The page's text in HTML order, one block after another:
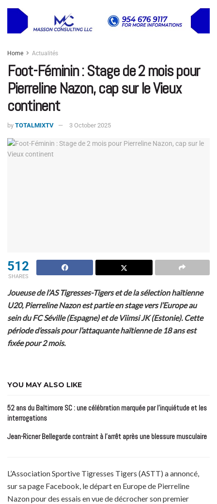
Home Actualités
Foot-Féminin : Stage de 2 mois pour
Pierreline Nazon, cap sur le Vieux
continent
by TOTALMIXTV 3 October 2025
512
SHARES
Joueuse de l’AS Tigresses-Tigers et de la sélection haïtienne
U20, Pierreline Nazon est partie en stage vers l’Europe au
sein du FC Séville (Espagne) et de Viimsi JK (Estonie). Cette
période d’essais pour l’attaquante haïtienne de 18 ans est
fixée pour 2 mois.
YOU MAY ALSO LIKE
52 ans du Baltimore SC : une célébration marquée par l’inquiétude et les
interrogations
Jean-Ricner Bellegarde contraint à l’arrêt après une blessure musculaire
L’Association Sportive Tigresses Tigers (ASTT) a annoncé,
sur sa page Facebook, le départ en Europe de Pierreline
Nazon pour des essais en vue de décrocher son premier